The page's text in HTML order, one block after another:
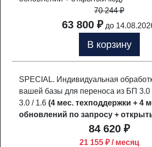
70 244₽
63 800 ₽до
В корзину
SPECIAL. Индивидуальная
вашей базы для переноса из БП
3.0 / 1.6 (4 мес. техподдержки + 4
обновлений по запросу +
84 620 ₽
21 155 ₽ / месяц